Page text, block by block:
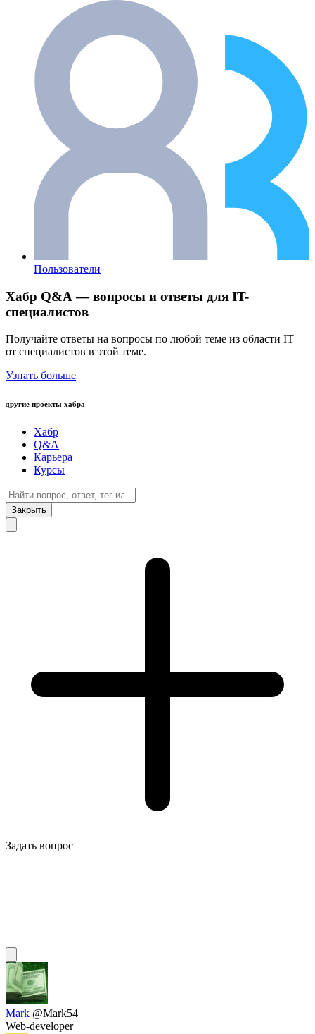
Пользователи
Хабр Q&A — вопросы и ответы для IT-
специалистов
Получайте ответы на вопросы по любой теме из области IT
от специалистов в этой теме.
Узнать больше
другие проекты хабра
Хабр
Q&A
Карьера
Курсы
Закрыть
Задать вопрос
Mark @Mark54
Web-developer